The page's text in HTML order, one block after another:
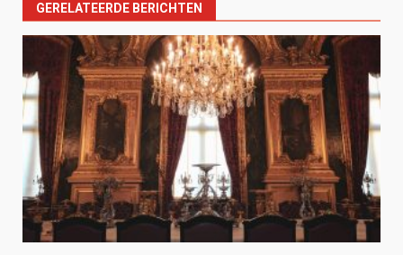
GERELATEERDE BERICHTEN